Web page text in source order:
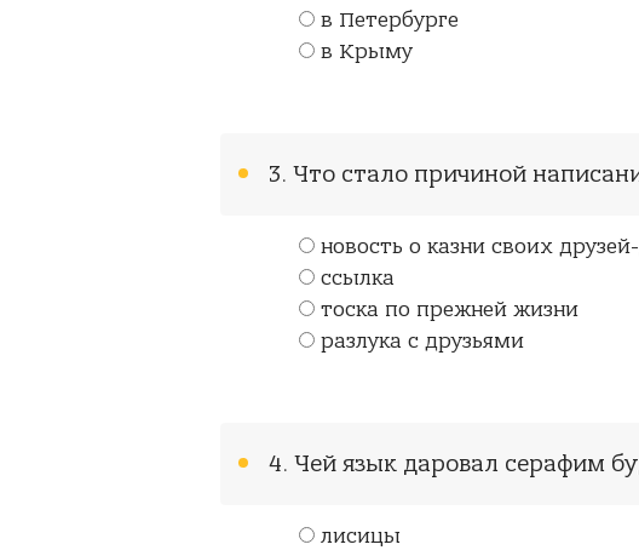
в Петербурге
в Крыму
3. Что стало причиной
новость о казни своих
ссылка
тоска по прежней жизни
разлука с друзьями
4. Чей язык даровал серафим
лисицы